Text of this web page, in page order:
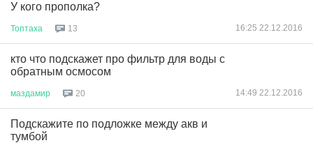
У кого прополка?
Топтаха 13 16:25 22.12.2016
кто что подскажет про фильтр для воды с
обратным осмосом
маздамир 20 14:49 22.12.2016
Подскажите по подложке между акв и
тумбой